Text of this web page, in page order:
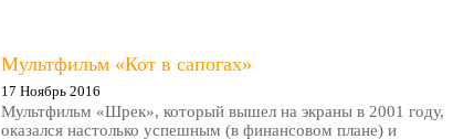
Мультфильм «Кот в сапогах»
17 Ноябрь 2016
Мультфильм «Шрек», который вышел на экраны в 2001 году,
оказался настолько успешным (в финансовом плане) и